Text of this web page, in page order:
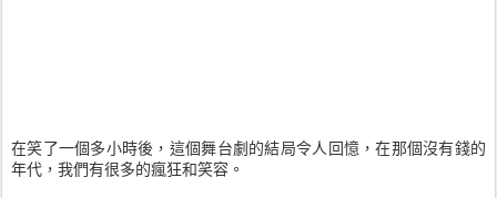
在笑了一個多小時後，這個舞台劇的結局令人回憶，在那個沒有錢的
年代，我們有很多的瘋狂和笑容。